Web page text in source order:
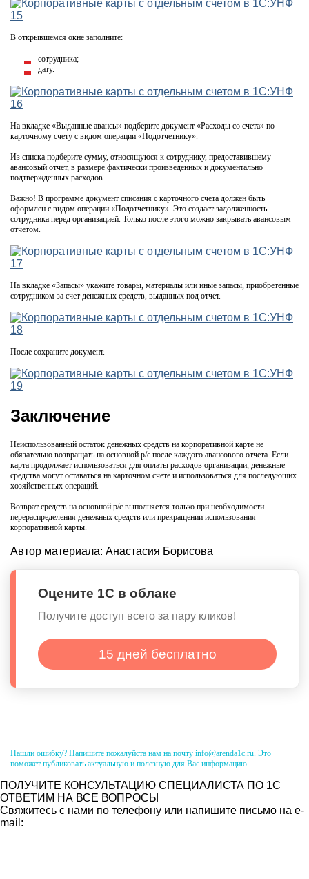
В открывшемся окне заполните:
сотрудника;
дату.
На вкладке «Выданные авансы» подберите документ «Расходы со счета» по
карточному счету с видом операции «Подотчетнику».
Из списка подберите сумму, относящуюся к сотруднику, предоставившему
авансовый отчет, в размере фактически произведенных и документально
подтвержденных расходов.
Важно! В программе документ списания с карточного счета должен быть
оформлен с видом операции «Подотчетнику». Это создает задолженность
сотрудника перед организацией. Только после этого можно закрывать авансовым
отчетом.
На вкладке «Запасы» укажите товары, материалы или иные запасы, приобретенные
сотрудником за счет денежных средств, выданных под отчет.
После сохраните документ.
Заключение
Неиспользованный остаток денежных средств на корпоративной карте не
обязательно возвращать на основной р/с после каждого авансового отчета. Если
карта продолжает использоваться для оплаты расходов организации, денежные
средства могут оставаться на карточном счете и использоваться для последующих
хозяйственных операций.
Возврат средств на основной р/с выполняется только при необходимости
перераспределения денежных средств или прекращении использования
корпоративной карты.
Автор материала: Анастасия Борисова
Оцените 1С в облаке
Получите доступ всего за пару кликов!
15 дней бесплатно
Нашли ошибку? Напишите пожалуйста нам на почту info@arenda1c.ru. Это
поможет публиковать актуальную и полезную для Вас информацию.
ПОЛУЧИТЕ КОНСУЛЬТАЦИЮ СПЕЦИАЛИСТА ПО 1С
ОТВЕТИМ НА ВСЕ ВОПРОСЫ
Свяжитесь с нами по телефону или напишите письмо на e-
mail: